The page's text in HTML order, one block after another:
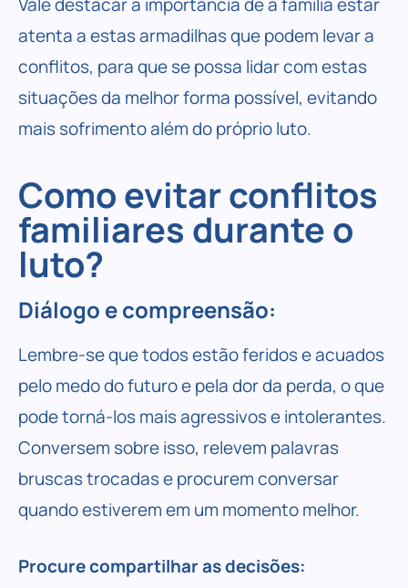
Vale destacar a importância de a família estar
atenta a estas armadilhas que podem levar a
conflitos, para que se possa lidar com estas
situações da melhor forma possível, evitando
mais sofrimento além do próprio luto.
Como evitar conflitos
familiares durante o
luto?
Diálogo e compreensão:
Lembre-se que todos estão feridos e acuados
pelo medo do futuro e pela dor da perda, o que
pode torná-los mais agressivos e intolerantes.
Conversem sobre isso, relevem palavras
bruscas trocadas e procurem conversar
quando estiverem em um momento melhor.
Procure compartilhar as decisões: